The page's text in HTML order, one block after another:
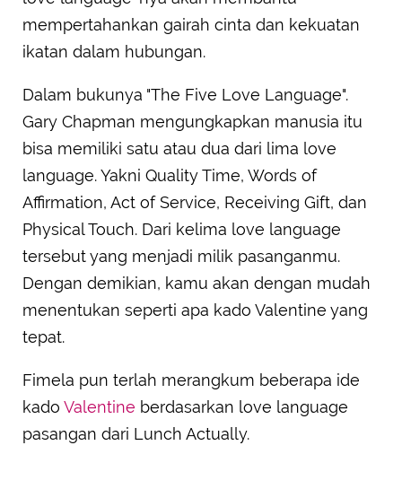
mempertahankan gairah cinta dan kekuatan
ikatan dalam hubungan.
Dalam bukunya "The Five Love Language".
Gary Chapman mengungkapkan manusia itu
bisa memiliki satu atau dua dari lima love
language. Yakni Quality Time, Words of
Affirmation, Act of Service, Receiving Gift, dan
Physical Touch. Dari kelima love language
tersebut yang menjadi milik pasanganmu.
Dengan demikian, kamu akan dengan mudah
menentukan seperti apa kado Valentine yang
tepat.
Fimela pun terlah merangkum beberapa ide
kado Valentine berdasarkan love language
pasangan dari Lunch Actually.